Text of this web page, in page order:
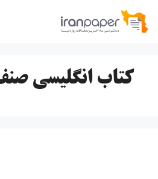
پرش
كتاب انگليسي